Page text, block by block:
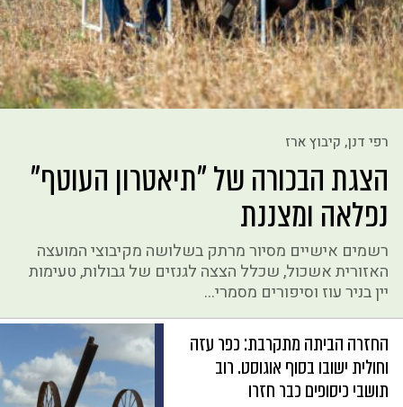
רפי דנן, קיבוץ ארז
הצגת הבכורה של "תיאטרון העוטף"
נפלאה ומצננת
רשמים אישיים מסיור מרתק בשלושה מקיבוצי המועצה
האזורית אשכול, שכלל הצצה לגנזים של גבולות, טעימות
יין בניר עוז וסיפורים מסמרי...
החזרה הביתה מתקרבת: כפר עזה
וחולית ישובו בסוף אוגוסט. רוב
תושבי כיסופים כבר חזרו